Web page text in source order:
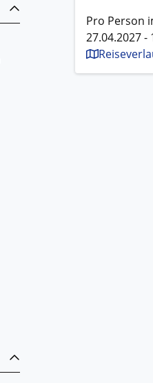
Pro Person
27.04.2027 -